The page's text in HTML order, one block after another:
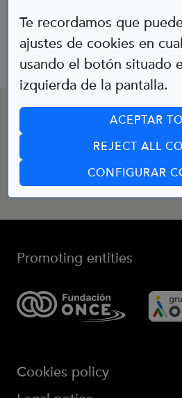
Te recordamos que
ajustes de cookies en
usando el botón situado
izquierda de la pantalla.
ACEPTAR
REJECT ALL
CONFIGURAR
CONTACT
Promoting entities
Cookies policy